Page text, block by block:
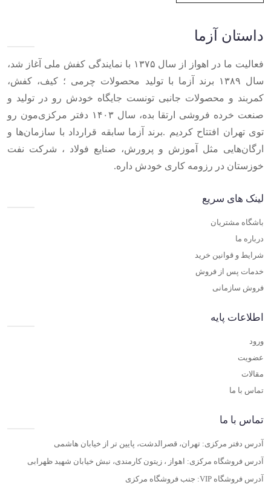
داستان آزما
فعالیت ما در اهواز از سال ۱۳۷۵ با نمایندگی کفش ملی آغاز شد،
سال ۱۳۸۹ برند آزما با تولید محصولات چرمی ؛ کیف، کفش،
کمربند و محصولات جانبی تونست جایگاه خودش رو در تولید و
صنعت خرده فروشی ارتقا بده، سال ۱۴۰۳ دفتر مرکزی‌مون رو
توی تهران افتتاح کردیم .برند آزما سابقه قرارداد با سازمان‌ها و
ارگان‌هایی مثل آموزش و پرورش، صنایع فولاد ، شرکت نفت
خوزستان در رزومه کاری خودش داره.
لینک های سریع
باشگاه مشتریان
درباره ما
شرایط و قوانین خرید
خدمات پس از فروش
فروش سازمانی
اطلاعات پایه
ورود
عضویت
مقالات
تماس با ما
تماس با ما
آدرس دفتر مرکزی: تهران، قصرالدشت، پایین تر از خیابان هاشمی
آدرس فروشگاه مرکزی: اهواز ، زیتون کارمندی، نبش خیابان شهید ظهرابی
آدرس فروشگاه VIP: جنب فروشگاه مرکزی